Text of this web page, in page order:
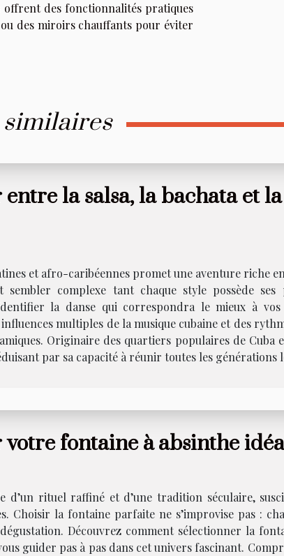
des fonctionnalités pratiques
des miroirs chauffants pour éviter
la salsa, la bachata et
et afro-caribéennes promet une aventure riche
complexe tant chaque style possède
la danse qui correspondra le mieux à
multiples de la musique cubaine et des
Originaire des quartiers populaires de Cuba
par sa capacité à réunir toutes les générations
fontaine à absinthe
d’un rituel raffiné et d’une tradition séculaire,
Choisir la fontaine parfaite ne s’improvise pas :
Découvrez comment sélectionner la
guider pas à pas dans cet univers fascinant.